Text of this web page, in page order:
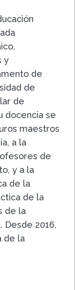
y
de
de
de
docencia se
maestros
a la
de
y a la
de la
de la
de la
Desde 2016,
de la